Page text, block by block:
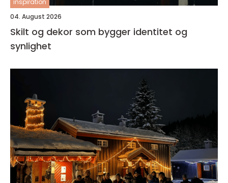
inspiration
04. August 2026
Skilt og dekor som bygger identitet og
synlighet